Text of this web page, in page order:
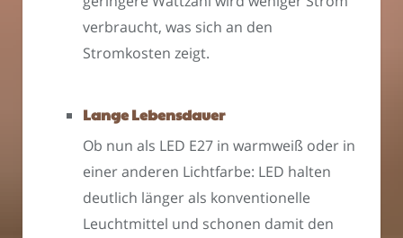
verbraucht, was sich an den
Stromkosten zeigt.
Lange Lebensdauer
Ob nun als LED E27 in warmweiß oder in
einer anderen Lichtfarbe: LED halten
deutlich länger als konventionelle
Leuchtmittel und schonen damit den